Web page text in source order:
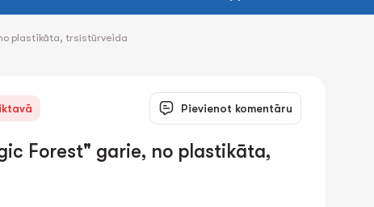
plastikāta, trsīstūrveida
Pievienot komentāru
Forest" garie, no plastikāta,